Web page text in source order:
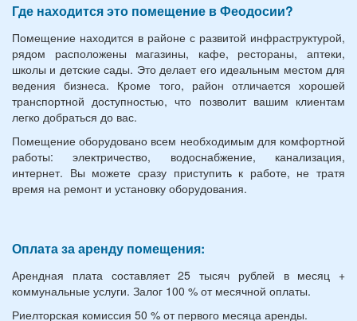
Где находится это помещение в Феодосии?
Помещение находится в районе с развитой инфраструктурой,
рядом расположены магазины, кафе, рестораны, аптеки,
школы и детские сады. Это делает его идеальным местом для
ведения бизнеса. Кроме того, район отличается хорошей
транспортной доступностью, что позволит вашим клиентам
легко добраться до вас.
Помещение оборудовано всем необходимым для комфортной
работы: электричество, водоснабжение, канализация,
интернет. Вы можете сразу приступить к работе, не тратя
время на ремонт и установку оборудования.
Оплата за аренду помещения:
Арендная плата составляет 25 тысяч рублей в месяц +
коммунальные услуги. Залог 100 % от месячной оплаты.
Риелторская комиссия 50 % от первого месяца аренды.